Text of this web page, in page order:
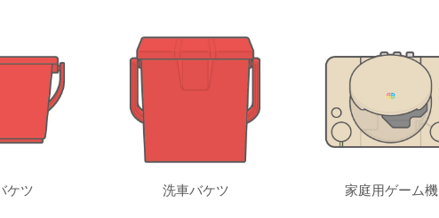
ケツ 洗車バケツ 家庭用ゲーム機